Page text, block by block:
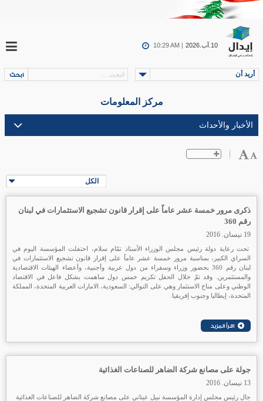
10.آب.2026 10:29 AM |
أريد أن
مركز المعلومات
الكل
ذكرى مرور خمسة عشر عاماً على إقرار قانون تشجيع الاستثمارات في لبنان
رقم 360
19 نيسان. 2016
تحت رعاية دولة رئيس مجلس الوزراء الأستاذ تمّام سلام، احتفلت المؤسسة اليوم في
السراي الكبير، بمناسبة مرور خمسة عشر عاماً على إقرار قانون تشجيع الاستثمارات في
لبنان رقم 360 بحضور وزراء وسفراء من دول عربية وأجنبية، وأعضاء الهيئات الاقتصادية
والمستثمرين. وقد تمّ خلال الحفل تكريم خمس دول ساهمت بشكل فاعل في الاقتصاد
الوطني وعلى مناخ الاستثمار وهي على التوالي: السعودية، الامارات العربية المتحدة، المملكة
المتحدة، إيطاليا وجنوب إفريقيا.
جولة على مصانع شركة الضاهر للصناعات الغذائية
13 نيسان. 2016
جال رئيس مجلس إدارة المؤسسة نبيل عيتاني على مصانع شركة الضاهر للصناعات الغذائية